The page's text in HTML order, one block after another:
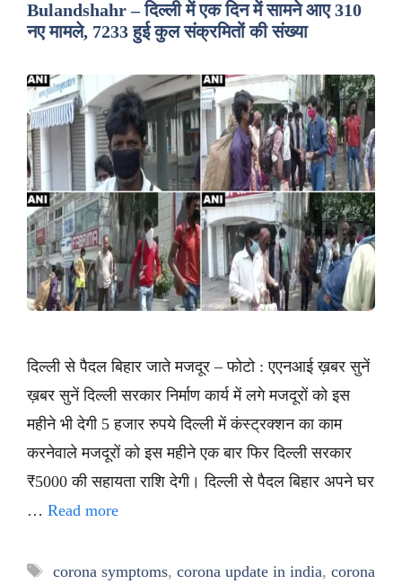
Bulandshahr – दिल्ली में एक दिन में सामने आए 310
नए मामले, 7233 हुई कुल संक्रमितों की संख्या
दिल्ली से पैदल बिहार जाते मजदूर – फोटो : एएनआई ख़बर सुनें
ख़बर सुनें दिल्ली सरकार निर्माण कार्य में लगे मजदूरों को इस
महीने भी देगी 5 हजार रुपये दिल्ली में कंस्ट्रक्शन का काम
करनेवाले मजदूरों को इस महीने एक बार फिर दिल्ली सरकार
₹5000 की सहायता राशि देगी। दिल्ली से पैदल बिहार अपने घर
… Read more
Tags
corona symptoms, corona update in india, corona